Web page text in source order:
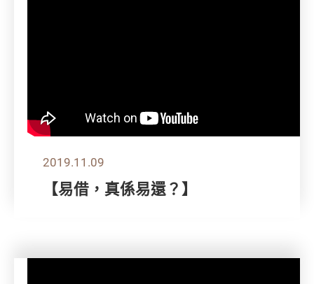
2019.11.09
【易借，真係易還？】